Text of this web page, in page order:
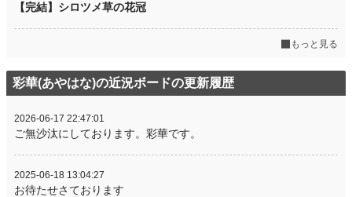
【完結】シロツメ草の花冠
もっと見る
彩華(あやはな)の近況ボードの更新履歴
2026-06-17 22:47:01
ご無沙汰にしております。彩華です。
2025-06-18 13:04:27
お待たせさております